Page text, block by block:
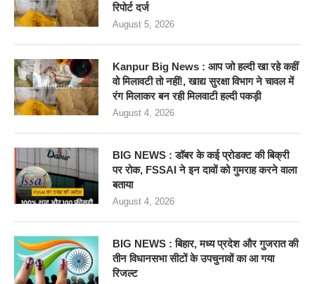
रिपोर्ट दर्ज
August 5, 2026
Kanpur Big News : आप जो हल्दी खा रहे कहीं
वो मिलावटी तो नहीं!, खाद्य सुरक्षा विभाग ने चावल में
रंग मिलाकर बन रही मिलवाटी हल्दी पकड़ी
August 4, 2026
BIG NEWS : डॉबर के कई प्रोडक्ट की बिक्री
पर रोक, FSSAI ने इन दावों को गुमराह करने वाला
बताया
August 4, 2026
BIG NEWS : बिहार, मध्य प्रदेश और गुजरात की
तीन विधानसभा सीटों के उपचुनावों का आ गया
रिजल्ट